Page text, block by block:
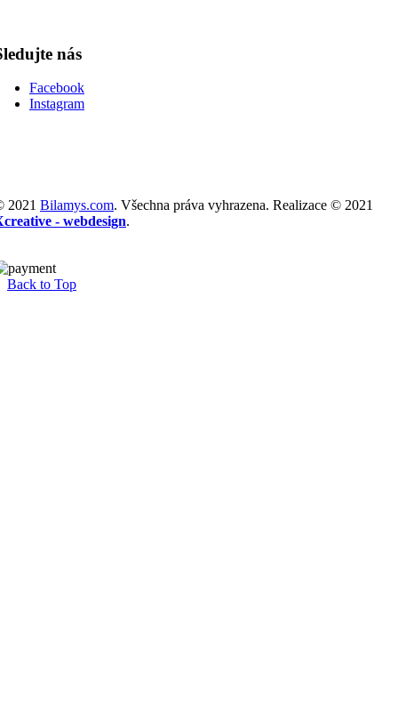
nás
Facebook
Instagram
2021 Bilamys.com. Všechna práva vyhrazena. Realizace © 2021
- webdesign.
Back to Top